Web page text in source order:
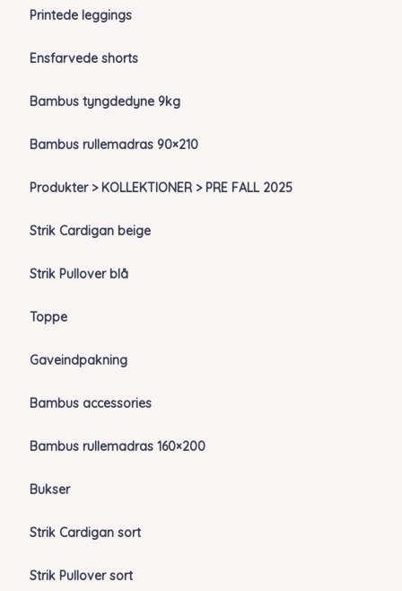
Printede leggings
Ensfarvede shorts
Bambus tyngdedyne 9kg
Bambus rullemadras 90×210
Produkter > KOLLEKTIONER > PRE FALL 2025
Strik Cardigan beige
Strik Pullover blå
Toppe
Gaveindpakning
Bambus accessories
Bambus rullemadras 160×200
Bukser
Strik Cardigan sort
Strik Pullover sort